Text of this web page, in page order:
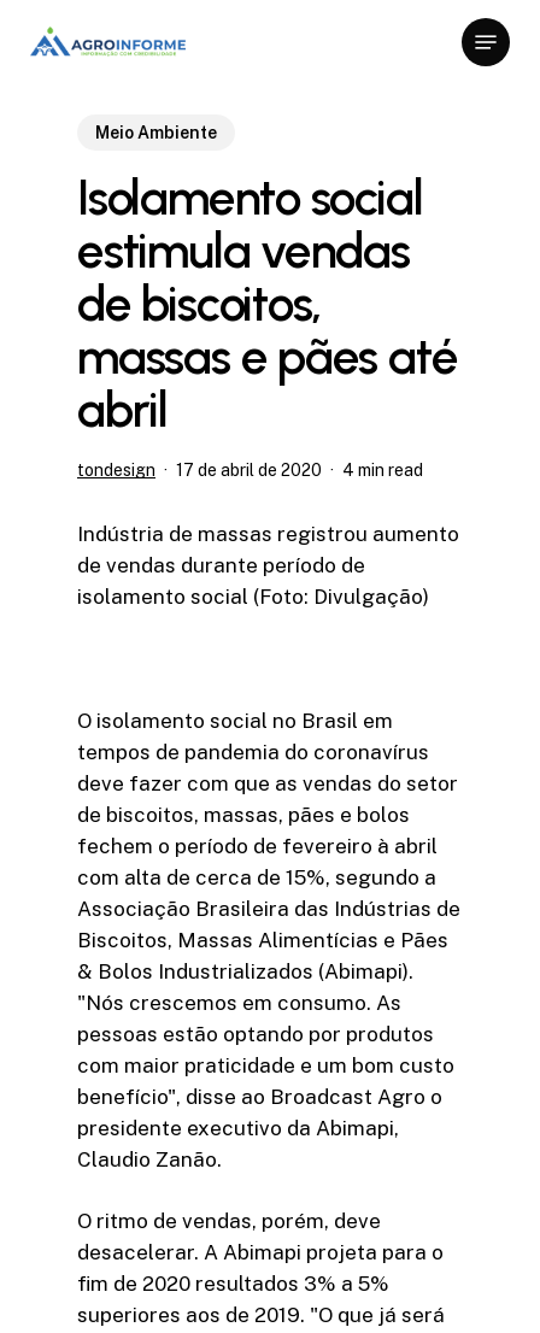
Menu
Meio Ambiente
Isolamento social
estimula vendas
de biscoitos,
massas e pães até
abril
tondesign 17 de abril de 2020 4 min read
Indústria de massas registrou aumento
de vendas durante período de
isolamento social (Foto: Divulgação)
O isolamento social no Brasil em
tempos de pandemia do coronavírus
deve fazer com que as vendas do setor
de biscoitos, massas, pães e bolos
fechem o período de fevereiro à abril
com alta de cerca de 15%, segundo a
Associação Brasileira das Indústrias de
Biscoitos, Massas Alimentícias e Pães
& Bolos Industrializados (Abimapi).
"Nós crescemos em consumo. As
pessoas estão optando por produtos
com maior praticidade e um bom custo
benefício", disse ao Broadcast Agro o
presidente executivo da Abimapi,
Claudio Zanão.
O ritmo de vendas, porém, deve
desacelerar. A Abimapi projeta para o
fim de 2020 resultados 3% a 5%
superiores aos de 2019. "O que já será